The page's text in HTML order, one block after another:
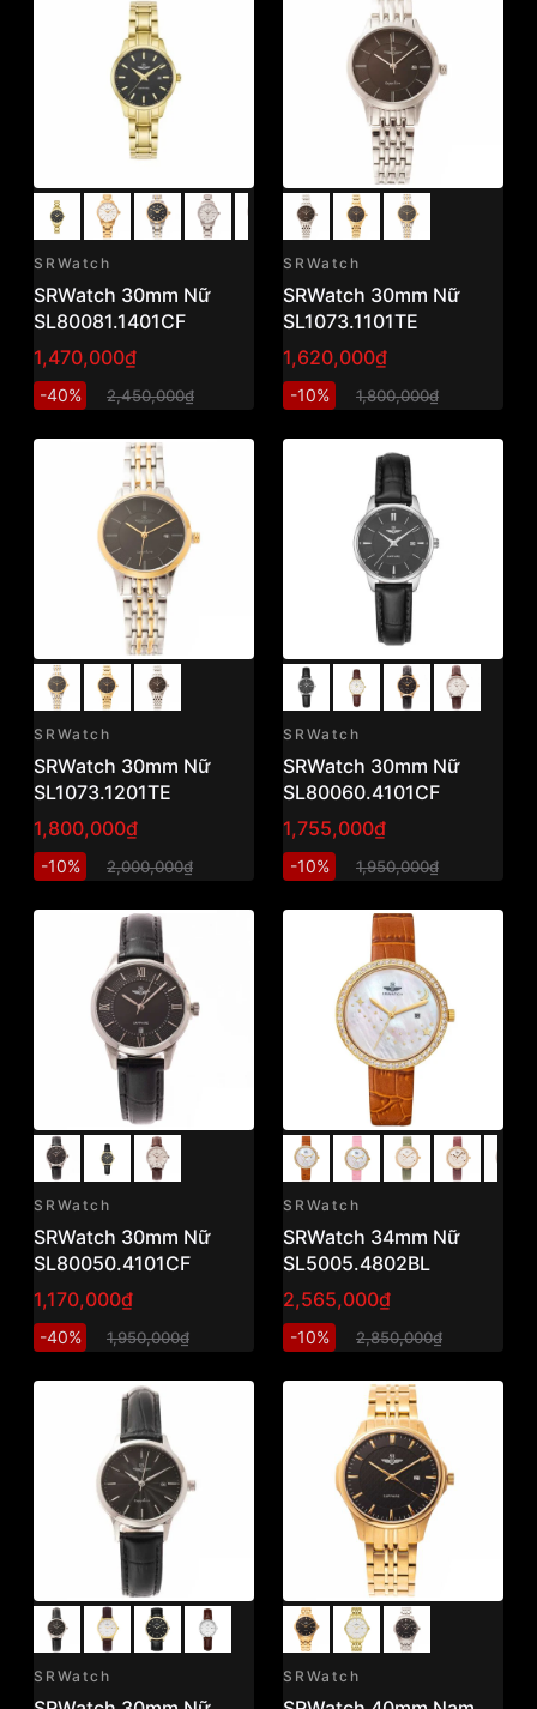
SRWatch
SRWatch 30mm Nữ
SL80081.1401CF
1,470,000₫
-40% 2,450,000₫
SRWatch
SRWatch 30mm Nữ
SL1073.1101TE
1,620,000₫
-10% 1,800,000₫
SRWatch
SRWatch 30mm Nữ
SL1073.1201TE
1,800,000₫
-10% 2,000,000₫
SRWatch
SRWatch 30mm Nữ
SL80060.4101CF
1,755,000₫
-10% 1,950,000₫
SRWatch
SRWatch 30mm Nữ
SL80050.4101CF
1,170,000₫
-40% 1,950,000₫
SRWatch
SRWatch 34mm Nữ
SL5005.4802BL
2,565,000₫
-10% 2,850,000₫
SRWatch SRWatch